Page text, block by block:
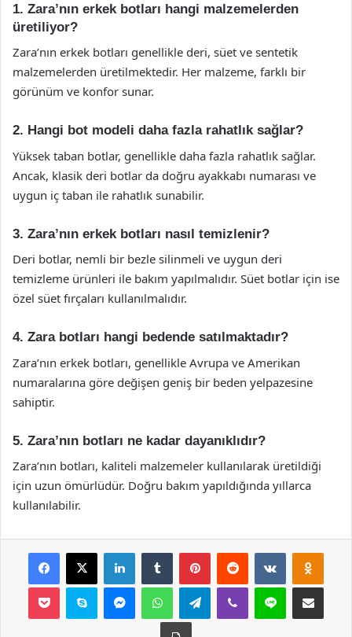
1. Zara’nın erkek botları hangi malzemelerden
üretiliyor?
Zara’nın erkek botları genellikle deri, süet ve sentetik
malzemelerden üretilmektedir. Her malzeme, farklı bir
görünüm ve konfor sunar.
2. Hangi bot modeli daha fazla rahatlık sağlar?
Yüksek taban botlar, genellikle daha fazla rahatlık sağlar.
Ancak, klasik deri botlar da doğru ayakkabı numarası ve
uygun iç taban ile rahatlık sunabilir.
3. Zara’nın erkek botları nasıl temizlenir?
Deri botlar, nemli bir bezle silinmeli ve uygun deri
temizleme ürünleri ile bakım yapılmalıdır. Süet botlar için ise
özel süet fırçaları kullanılmalıdır.
4. Zara botları hangi bedende satılmaktadır?
Zara’nın erkek botları, genellikle Avrupa ve Amerikan
numaralarına göre değişen geniş bir beden yelpazesine
sahiptir.
5. Zara’nın botları ne kadar dayanıklıdır?
Zara’nın botları, kaliteli malzemeler kullanılarak üretildiği
için uzun ömürlüdür. Doğru bakım yapıldığında yıllarca
kullanılabilir.
Facebook
X LinkedInTumblr PinterestReddit VKontakte
Pocket Skype MessengerWhatsAppTelegramViber Line E-Posta ile
Yazdır